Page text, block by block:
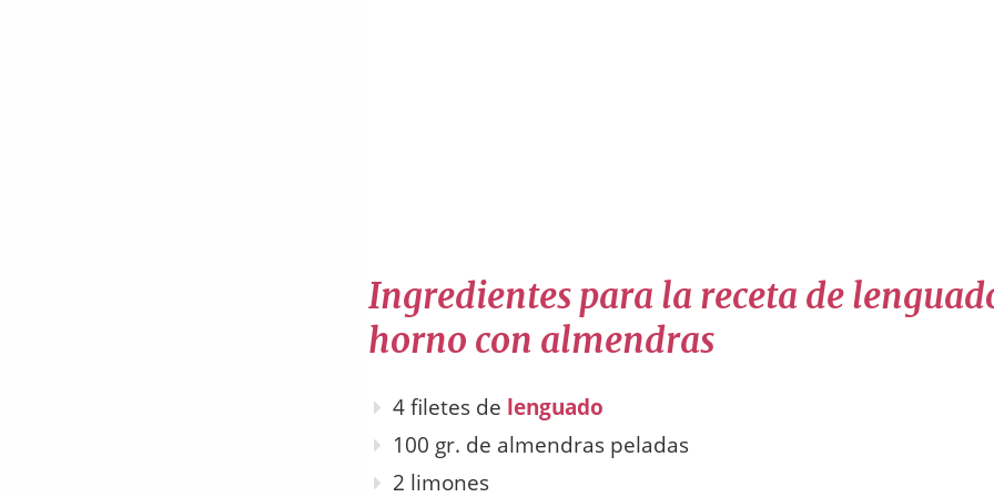
Ingredientes para la receta de
horno con almendras
4 filetes de lenguado
100 gr. de almendras peladas
2 limones